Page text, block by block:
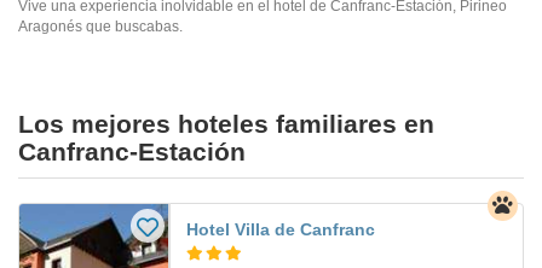
Vive una experiencia inolvidable en el hotel de Canfranc-Estación, Pirineo
Aragonés que buscabas.
Los mejores hoteles familiares en
Canfranc-Estación
Hotel Villa de Canfranc